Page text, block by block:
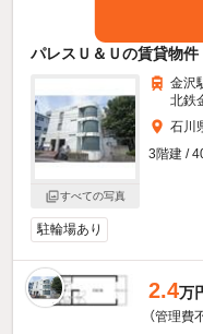
パレスＵ＆Ｕの賃貸物件
すべての写真
金沢
北鉄
石川
3階建 /
駐輪場あり
2.4万
（管理費